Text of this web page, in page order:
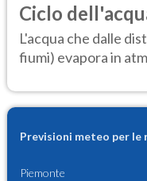
Ciclo
L'acqua che dalle
fiumi) evapora in
Previsioni meteo per
Piemonte